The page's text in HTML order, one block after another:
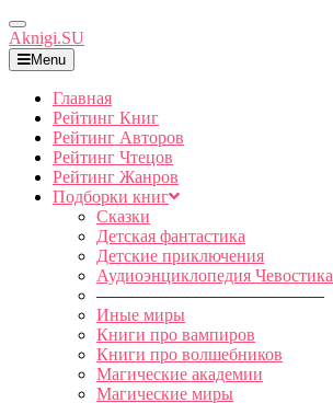
Toggle
Navigation
Aknigi.SU
Menu
Главная
Рейтинг Книг
Рейтинг Авторов
Рейтинг Чтецов
Рейтинг Жанров
Подборки книг
Сказки
Детская фантастика
Детские приключения
Аудиоэнциклопедия Чевостика
—————————————
Иные миры
Книги про вампиров
Книги про волшебников
Магические академии
Магические миры